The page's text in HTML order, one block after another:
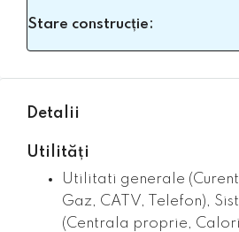
Stare construcție:
Detalii
Utilități
Utilitati generale
Gaz, CATV, Telefon),
(Centrala proprie,